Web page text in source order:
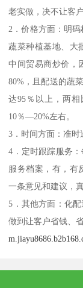
老实做，决不让客
2．价格方面：明
蔬菜种植基地、大
中间贸易商炒价，
80%，且配送的蔬
达95％以上，两
10％—20%左右。
3．时间方面：准时
4．定时跟踪服务
服务档案，有，有
一条意见和建议，
5．其他方面：化
做到让客户省钱、